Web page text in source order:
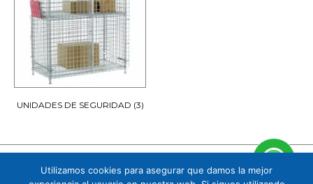
UNIDADES DE SEGURIDAD (3)
Cuauhtémoc 158 B1 Col. Tizapán San Ángel, CP. 01090, Álvaro Obregón, Ciudad de
Utilizamos cookies para asegurar que damos la mejor